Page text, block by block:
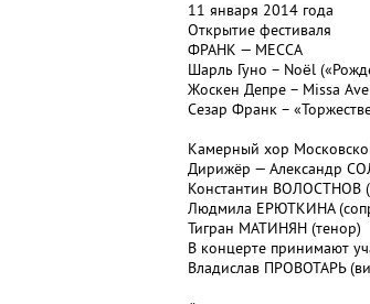
11 января 2014 года
Открытие фестиваля
ФРАНК — МЕССА
Шарль Гуно – Noël
Жоскен Депре – Missa
Сезар Франк –
Камерный хор
Дирижёр — Александр
Константин ВОЛОСТНОВ
Людмила ЕРЮТКИНА
Тигран МАТИНЯН (тенор)
В концерте принимают
Владислав ПРОВОТАРЬ